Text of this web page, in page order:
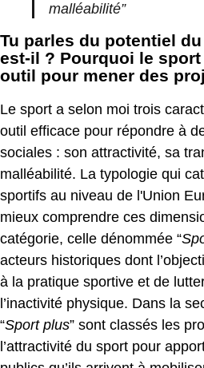
malléabilité”
Tu parles du potentiel
est-il ? Pourquoi le
outil pour mener des
Le sport a selon moi trois
outil efficace pour répondre à
sociales : son attractivité, sa
malléabilité. La typologie qui
sportifs au niveau de l'Union
mieux comprendre ces
catégorie, celle dénommée “
acteurs historiques dont
à la pratique sportive et de
l’inactivité physique. Dans la
“Sport plus” sont classés les
l’attractivité du sport pour